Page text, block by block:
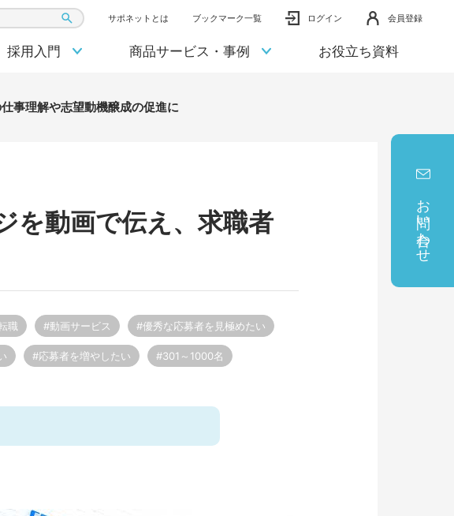
サポネットとは ブックマーク一覧 ログイン 会員登録
採用入門 商品サービス・事例 お役立ち資料
お問い合わせ
事理解や志望動機醸成の促進に
を動画で伝え、求職者
職 #動画サービス #優秀な応募者を見極めたい
#応募者を増やしたい #301～1000名